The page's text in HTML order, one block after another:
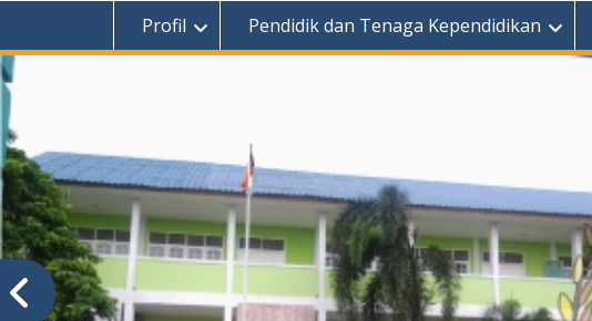
Profil Pendidik dan Tenaga Kependidikan